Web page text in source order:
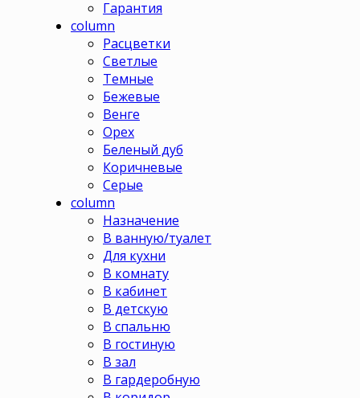
Гарантия
column
Расцветки
Светлые
Темные
Бежевые
Венге
Орех
Беленый дуб
Коричневые
Серые
column
Назначение
В ванную/туалет
Для кухни
В комнату
В кабинет
В детскую
В спальню
В гостиную
В зал
В гардеробную